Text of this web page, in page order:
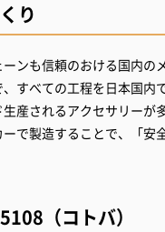
り
ンも信頼のおける国内の
すべての工程を日本国内
産されるアクセサリー
で製造することで、「
（コトバ）